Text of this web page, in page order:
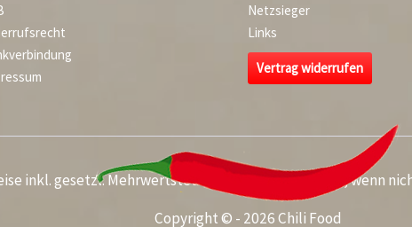
Netzsieger
Links
Vertrag widerrufen
inkl. gesetzl. Mehrwertsteuer zzgl.Versandkosten , wenn
Copyright © - 2026 Chili Food